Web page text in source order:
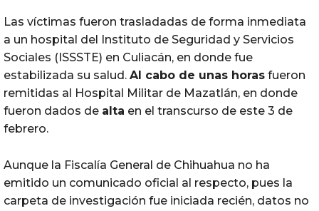
Las víctimas fueron trasladadas de forma inmediata
a un hospital del Instituto de Seguridad y Servicios
Sociales (ISSSTE) en Culiacán, en donde fue
estabilizada su salud. Al cabo de unas horas fueron
remitidas al Hospital Militar de Mazatlán, en donde
fueron dados de alta en el transcurso de este 3 de
febrero.
Aunque la Fiscalía General de Chihuahua no ha
emitido un comunicado oficial al respecto, pues la
carpeta de investigación fue iniciada recién, datos no